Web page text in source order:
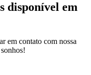
disponível em
em contato com nossa